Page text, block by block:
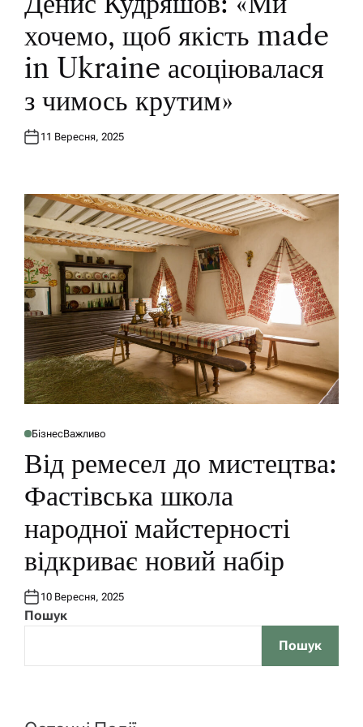
T
E
D
хочемо, щоб якість made
in Ukraine асоціювалася
з чимось крутим»
11 Вересня, 2025
P
S
T
D
I
БізнесВажливо
Від ремесел до мистецтва:
Фастівська школа
народної майстерності
відкриває новий набір
10 Вересня, 2025
Пошук
Пошук